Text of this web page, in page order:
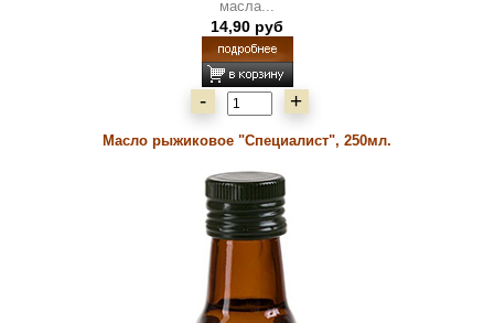
масла...
14,90 руб
- +
Масло рыжиковое "Специалист", 250мл.